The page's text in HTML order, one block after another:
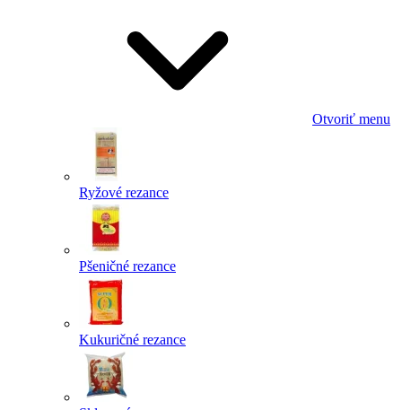
Otvoriť menu
Ryžové rezance
Pšeničné rezance
Kukuričné rezance